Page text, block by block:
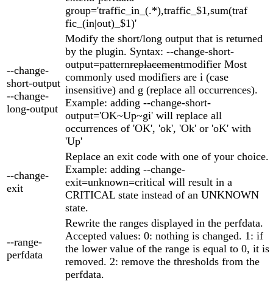
group='traffic_in_(.*),traffic_$1,sum(traf
fic_(in|out)_$1)'
--change-
short-output
--change-
long-output
Modify the short/long output that is returned
by the plugin. Syntax: --change-short-
output=patternreplacementmodifier Most
commonly used modifiers are i (case
insensitive) and g (replace all occurrences).
Example: adding --change-short-
output='OK~Up~gi' will replace all
occurrences of 'OK', 'ok', 'Ok' or 'oK' with
'Up'
--change-
exit
Replace an exit code with one of your choice.
Example: adding --change-
exit=unknown=critical will result in a
CRITICAL state instead of an UNKNOWN
state.
--range-
perfdata
Rewrite the ranges displayed in the perfdata.
Accepted values: 0: nothing is changed. 1: if
the lower value of the range is equal to 0, it is
removed. 2: remove the thresholds from the
perfdata.